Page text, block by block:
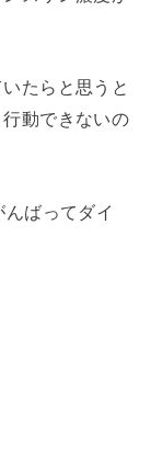
たらと思うと
動できないの
ばってダイ